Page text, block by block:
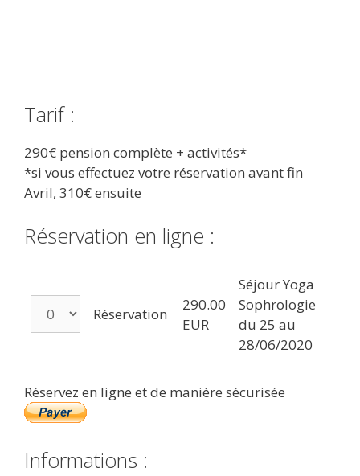
Tarif :
290€ pension complète + activités*
*si vous effectuez votre réservation avant fin
Avril, 310€ ensuite
Réservation en ligne :
Réservation
290.00
EUR
Séjour Yoga
Sophrologie
du 25 au
28/06/2020
Réservez en ligne et de manière sécurisée
Informations :